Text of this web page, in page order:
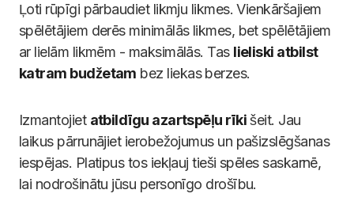
Ļoti rūpīgi pārbaudiet likmju likmes. Vienkāršajiem
spēlētājiem derēs minimālās likmes, bet spēlētājiem
ar lielām likmēm - maksimālās. Tas lieliski atbilst
katram budžetam bez liekas berzes.
Izmantojiet atbildīgu azartspēļu rīkišeit. Jau
laikus pārrunājiet ierobežojumus un pašizslēgšanas
iespējas. Platipus tos iekļauj tieši spēles saskarnē,
lai nodrošinātu jūsu personīgo drošību.